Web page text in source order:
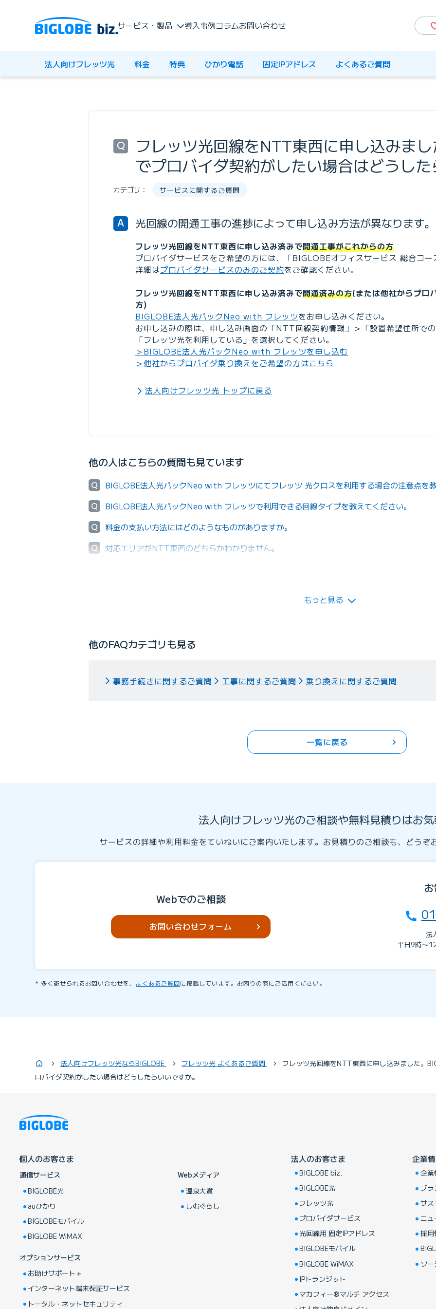
サービス・製品 導入事例コラムお問い合わせ
法人向けフレッツ光 料金 特典 ひかり電話 固定IPアドレス よくあるご質問
Q
フレッツ光回線をNTT東西に申し込みま
でプロバイダ契約がしたい場合はどうした
カテゴリ： サービスに関するご質問
A 光回線の開通工事の進捗によって申し込み方法が異なります。
フレッツ光回線をNTT東西に申し込み済みで開通工事がこれからの方
プロバイダサービスをご希望の方には、「BIGLOBEオフィスサービス 総合コー
詳細はプロバイダサービスのみのご契約をご確認ください。
フレッツ光回線をNTT東西に申し込み済みで開通済みの方(または他社からプロ
方)
BIGLOBE法人光パックNeo with フレッツをお申し込みください。
お申し込みの際は、申し込み画面の「NTT回線契約情報」＞「設置希望住所で
「フレッツ光を利用している」を選択してください。
＞BIGLOBE法人光パックNeo with フレッツを申し込む
＞他社からプロバイダ乗り換えをご希望の方はこちら
法人向けフレッツ光 トップに戻る
他の人はこちらの質問も見ています
Q
BIGLOBE法人光パックNeo with フレッツにてフレッツ 光クロスを利用する場合の注意点を教
Q
BIGLOBE法人光パックNeo with フレッツで利用できる回線タイプを教えてください。
Q
料金の支払い方法にはどのようなものがありますか。
Q
対応エリアがNTT東西のどちらかわかりません。
もっと見る
他のFAQカテゴリも見る
事務手続きに関するご質問 工事に関するご質問 乗り換えに関するご質問
一覧に戻る
法人向けフレッツ光のご相談や無料見積りはお
サービスの詳細や利用料金をていねいにご案内いたします。お見積りのご相談も、どうぞ
Webでのご相談
お問い合わせフォーム
法
平日9時〜
多く寄せられるお問い合わせを、 よくあるご質問に掲載しています。お困りの際にご活用ください。
法人向けフレッツ光ならBIGLOBE フレッツ光 よくあるご質問
フレッツ光回線をNTT東西に申し込みました。
ロバイダ契約がしたい場合はどうしたらいいですか。
個人のお客さま
通信サービス
BIGLOBE光
auひかり
BIGLOBEモバイル
BIGLOBE WiMAX
オプションサービス
お助けサポート＋
インターネット端末保証サービス
トータル・ネットセキュリティ
Webメディア
温泉大賞
しむぐらし
法人のお客さま
BIGLOBE biz.
BIGLOBE光
フレッツ光
プロバイダサービス
光回線用 固定IPアドレス
BIGLOBEモバイル
BIGLOBE WiMAX
IPトランジット
マカフィー®マルチ アクセス
企業
企業
ブラ
サス
ニュ
採用
ソ